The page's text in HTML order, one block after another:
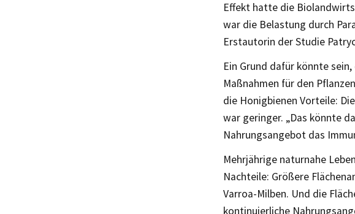
Effekt hatte die
war die Belastung durch
Erstautorin der Studie
Ein Grund dafür könnte
Maßnahmen für den
die Honigbienen Vorteile:
war geringer. „Das könnte
Nahrungsangebot das
Mehrjährige naturnahe
Nachteile: Größere
Varroa-Milben. Und die
kontinuierliche